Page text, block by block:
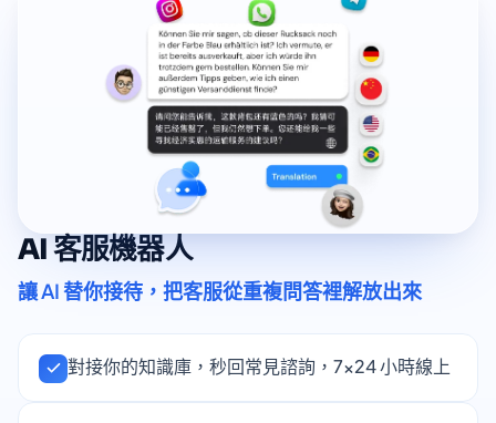
AI 客服機器人
讓 AI 替你接待，把客服從重複問答裡解放出來
對接你的知識庫，秒回常見諮詢，7×24 小時線上